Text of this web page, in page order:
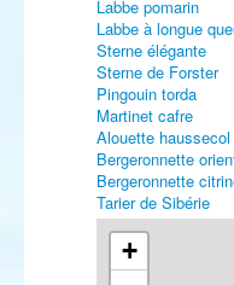
Labbe pomarin
Labbe à longue
Sterne élégante
Sterne de Forster
Pingouin torda
Martinet cafre
Alouette haussecol
Bergeronnette
Bergeronnette
Tarier de Sibérie
Pouillot de Hume
Capucin bec-de-
Bruant des neiges
+